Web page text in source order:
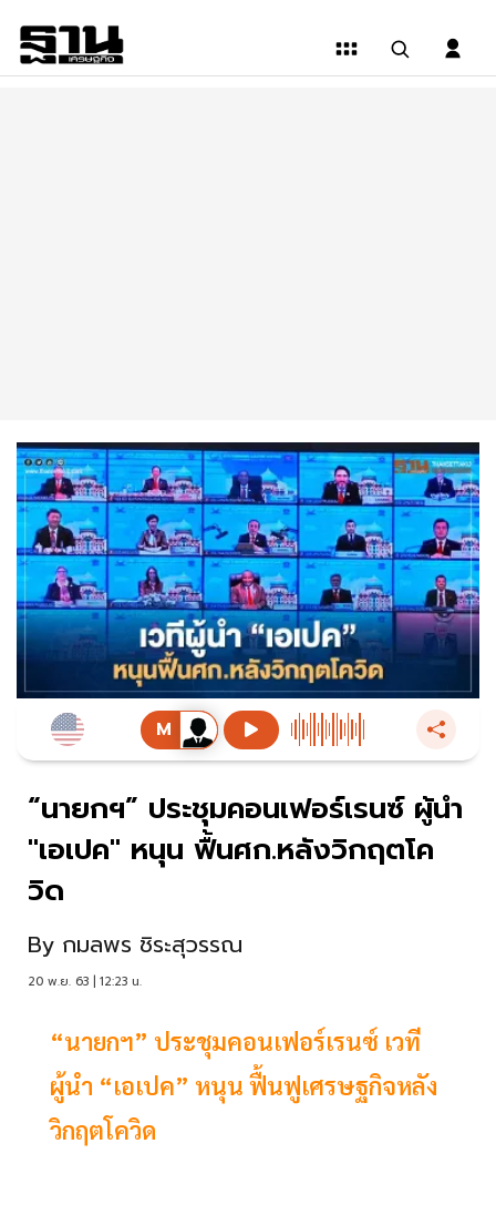
“นายกฯ” ประชุมคอนเฟอร์เรนซ์ ผู้นำ
"เอเปค" หนุน ฟื้นศก.หลังวิกฤตโค
วิด
By กมลพร ชิระสุวรรณ
20 พ.ย. 63 | 12:23 น.
“นายกฯ” ประชุมคอนเฟอร์เรนซ์ เวที
ผู้นำ “เอเปค” หนุน ฟื้นฟูเศรษฐกิจหลัง
วิกฤตโควิด